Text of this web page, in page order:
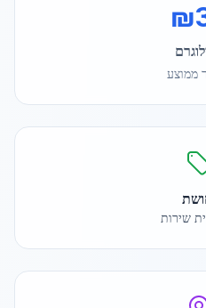
₪
ממוצע
שירות